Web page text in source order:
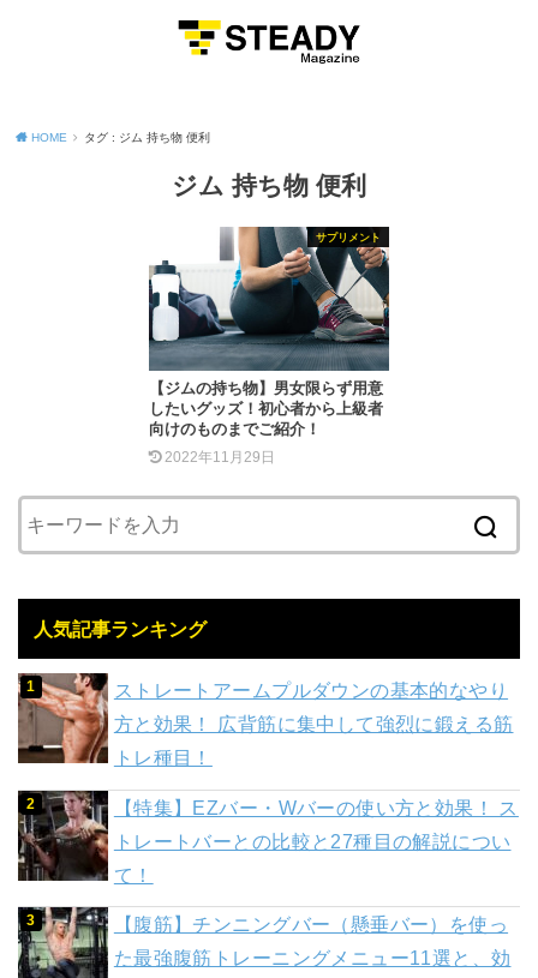
HOME タグ : ジム 持ち物 便利
ジム 持ち物 便利
サプリメント
【ジムの持ち物】男女限らず用意
したいグッズ！初心者から上級者
向けのものまでご紹介！
2022年11月29日
人気記事ランキング
ストレートアームプルダウンの基本的なやり
方と効果！ 広背筋に集中して強烈に鍛える筋
トレ種目！
【特集】EZバー・Wバーの使い方と効果！ ス
トレートバーとの比較と27種目の解説につい
て！
【腹筋】チンニングバー（懸垂バー）を使っ
た最強腹筋トレーニングメニュー11選と、効